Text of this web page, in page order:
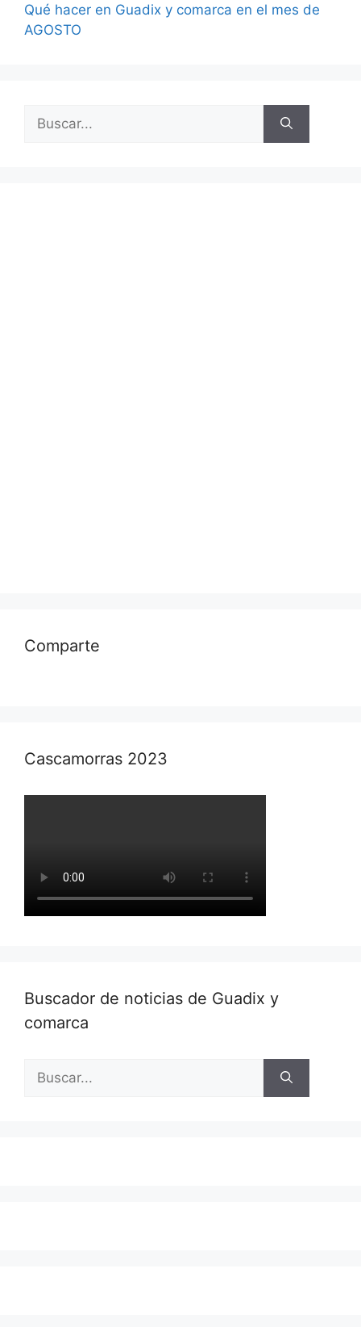
Qué hacer en Guadix y comarca en el mes de
AGOSTO
Comparte
Cascamorras 2023
Buscador de noticias de Guadix y
comarca